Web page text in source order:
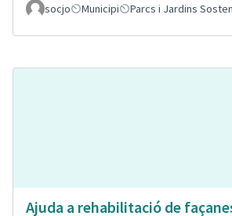
socjo
Municipi Parcs i Jardins
Ajuda a rehabilitació de